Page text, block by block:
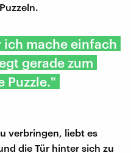
ich mache einfach
gerade zum
Puzzle."
verbringen, liebt es
die Tür hinter sich zu